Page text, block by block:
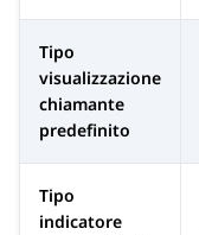
Tipo
visualizzazione
chiamante
predefinito
Tipo
indicatore